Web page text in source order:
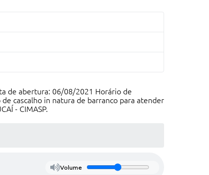
de abertura: 06/08/2021 Horário de
cascalho in natura de barranco para atender
- CIMASP.
Volume